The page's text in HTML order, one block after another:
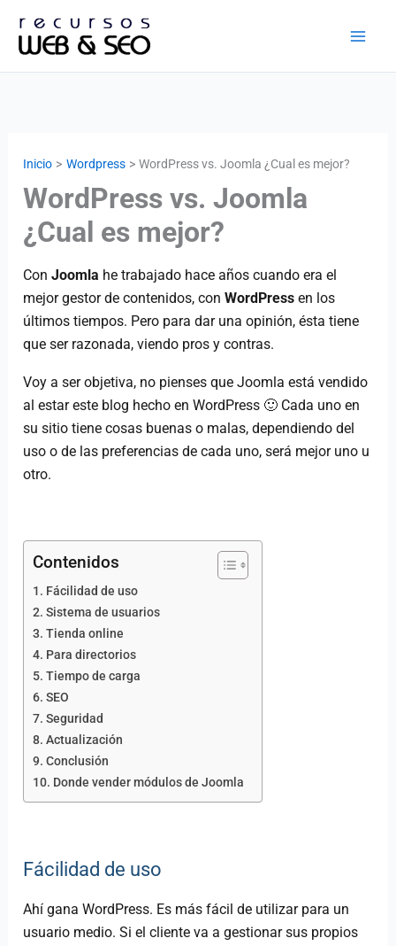
Inicio Wordpress WordPress vs. Joomla ¿Cual es mejor?
WordPress vs. Joomla
¿Cual es mejor?
ConJoomla he trabajado hace años cuando era el
mejor gestor de contenidos, conWordPress en los
últimos tiempos. Pero para dar una opinión, ésta tiene
que ser razonada, viendo pros y contras.
Voy a ser objetiva, no pienses que Joomla está vendido
al estar este blog hecho en WordPress 🙂 Cada uno en
su sitio tiene cosas buenas o malas, dependiendo del
uso o de las preferencias de cada uno, será mejor uno u
otro.
Contenidos
Fácilidad de uso
Sistema de usuarios
Tienda online
Para directorios
Tiempo de carga
SEO
Seguridad
Actualización
Conclusión
Donde vender módulos de Joomla
Fácilidad de uso
Ahí gana WordPress. Es más fácil de utilizar para un
usuario medio. Si el cliente va a gestionar sus propios